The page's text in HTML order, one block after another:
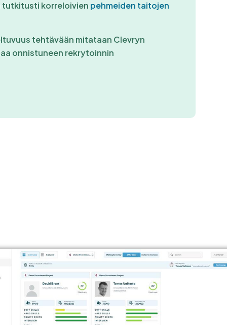
tutkitusti korreloivien pehmeiden taitojen
tehtävään mitataan Clevryn
onnistuneen rekrytoinnin